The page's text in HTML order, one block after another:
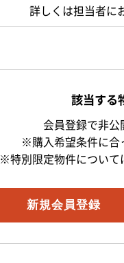
詳しくは担当者に
該当する
会員登録で非公
※購入希望条件に合
※特別限定物件について
新規会員登録